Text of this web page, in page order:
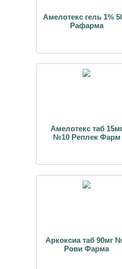
Амелотекс гель 1%
Рафарма
Амелотекс таб
№10 Реплек Фарм
Аркоксиа таб 90мг
Рови Фарма